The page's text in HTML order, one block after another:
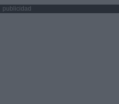
publicidad